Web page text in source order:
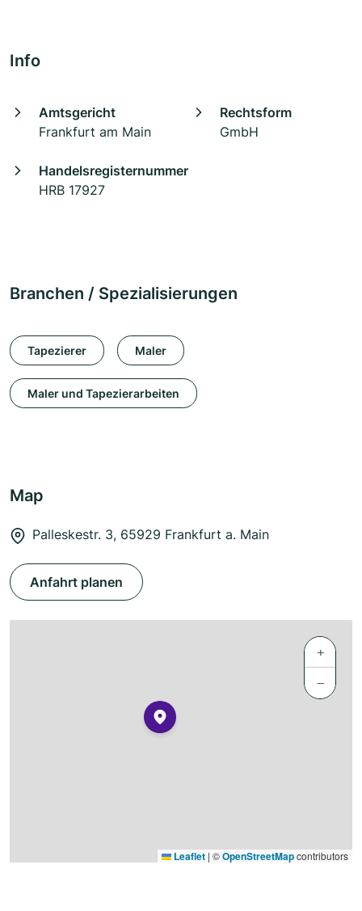
Info
Amtsgericht
Frankfurt am Main
Rechtsform
GmbH
Handelsregisternummer
HRB 17927
Branchen / Spezialisierungen
Tapezierer Maler
Maler und Tapezierarbeiten
Map
Palleskestr. 3, 65929 Frankfurt a. Main
Anfahrt planen
+
−
Leaflet | ©OpenStreetMapcontributors